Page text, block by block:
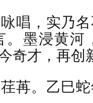
唱，实乃
。墨浸黄河
奇才，再创
苒。乙巳